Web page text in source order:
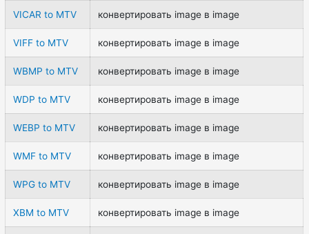
VICAR to MTV конвертировать image в image
VIFF to MTV конвертировать image в image
WBMP to MTV конвертировать image в image
WDP to MTV конвертировать image в image
WEBP to MTV конвертировать image в image
WMF to MTV конвертировать image в image
WPG to MTV конвертировать image в image
XBM to MTV конвертировать image в image